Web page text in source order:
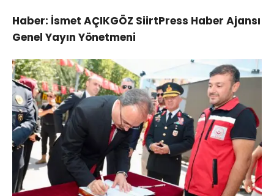
Haber: İsmet AÇIKGÖZ SiirtPress Haber Ajansı
Genel Yayın Yönetmeni